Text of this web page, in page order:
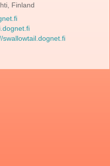
Finland
swallowtail.dognet.fi